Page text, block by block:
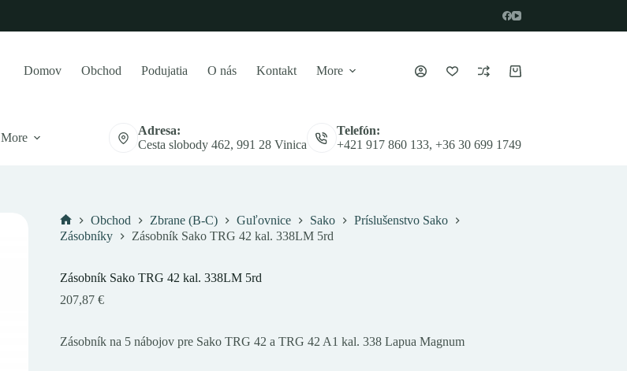
Domov Obchod Podujatia O nás Kontakt More
Nákupný
More
Adresa:
Cesta slobody 462, 991 28 Vinica
Telefón:
+421 917 860 133, +36 30 699 1749
Domov
Obchod Zbrane (B-C) Guľovnice Sako
Príslušenstvo Sako
Zásobníky
Zásobník Sako TRG 42 kal. 338LM 5rd
Zásobník Sako TRG 42 kal. 338LM 5rd
207,87 €
Zásobník na 5 nábojov pre Sako TRG 42 a TRG 42 A1 kal. 338 Lapua Magnum